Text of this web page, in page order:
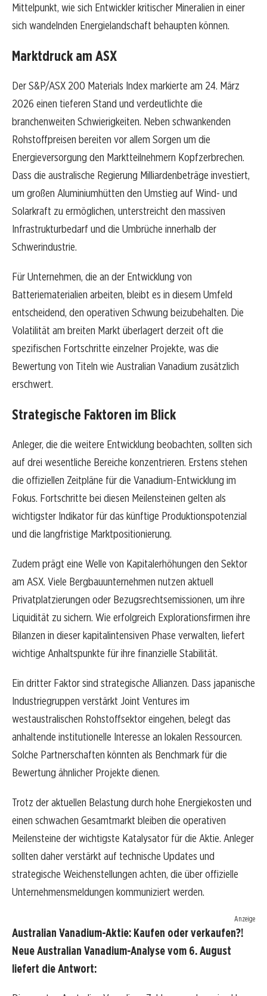
Mittelpunkt, wie sich Entwickler kritischer Mineralien in einer
sich wandelnden Energielandschaft behaupten können.
Marktdruck am ASX
Der S&P/ASX 200 Materials Index markierte am 24. März
2026 einen tieferen Stand und verdeutlichte die
branchenweiten Schwierigkeiten. Neben schwankenden
Rohstoffpreisen bereiten vor allem Sorgen um die
Energieversorgung den Marktteilnehmern Kopfzerbrechen.
Dass die australische Regierung Milliardenbeträge investiert,
um großen Aluminiumhütten den Umstieg auf Wind- und
Solarkraft zu ermöglichen, unterstreicht den massiven
Infrastrukturbedarf und die Umbrüche innerhalb der
Schwerindustrie.
Für Unternehmen, die an der Entwicklung von
Batteriematerialien arbeiten, bleibt es in diesem Umfeld
entscheidend, den operativen Schwung beizubehalten. Die
Volatilität am breiten Markt überlagert derzeit oft die
spezifischen Fortschritte einzelner Projekte, was die
Bewertung von Titeln wie Australian Vanadium zusätzlich
erschwert.
Strategische Faktoren im Blick
Anleger, die die weitere Entwicklung beobachten, sollten sich
auf drei wesentliche Bereiche konzentrieren. Erstens stehen
die offiziellen Zeitpläne für die Vanadium-Entwicklung im
Fokus. Fortschritte bei diesen Meilensteinen gelten als
wichtigster Indikator für das künftige Produktionspotenzial
und die langfristige Marktpositionierung.
Zudem prägt eine Welle von Kapitalerhöhungen den Sektor
am ASX. Viele Bergbauunternehmen nutzen aktuell
Privatplatzierungen oder Bezugsrechtsemissionen, um ihre
Liquidität zu sichern. Wie erfolgreich Explorationsfirmen ihre
Bilanzen in dieser kapitalintensiven Phase verwalten, liefert
wichtige Anhaltspunkte für ihre finanzielle Stabilität.
Ein dritter Faktor sind strategische Allianzen. Dass japanische
Industriegruppen verstärkt Joint Ventures im
westaustralischen Rohstoffsektor eingehen, belegt das
anhaltende institutionelle Interesse an lokalen Ressourcen.
Solche Partnerschaften könnten als Benchmark für die
Bewertung ähnlicher Projekte dienen.
Trotz der aktuellen Belastung durch hohe Energiekosten und
einen schwachen Gesamtmarkt bleiben die operativen
Meilensteine der wichtigste Katalysator für die Aktie. Anleger
sollten daher verstärkt auf technische Updates und
strategische Weichenstellungen achten, die über offizielle
Unternehmensmeldungen kommuniziert werden.
Anzeige
Australian Vanadium-Aktie: Kaufen oder verkaufen?!
Neue Australian Vanadium-Analyse vom 6. August
liefert die Antwort: